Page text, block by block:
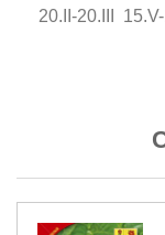
20.II-20.III